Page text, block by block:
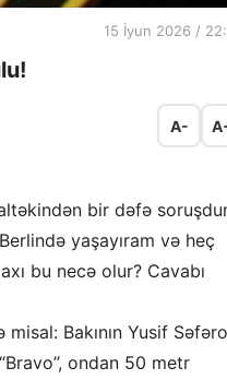
15 İyun 2026 /
A-
bir dəfə
yaşayıram və heç
bu necə olur? Cavabı
Bakının Yusif
ondan 50 metr